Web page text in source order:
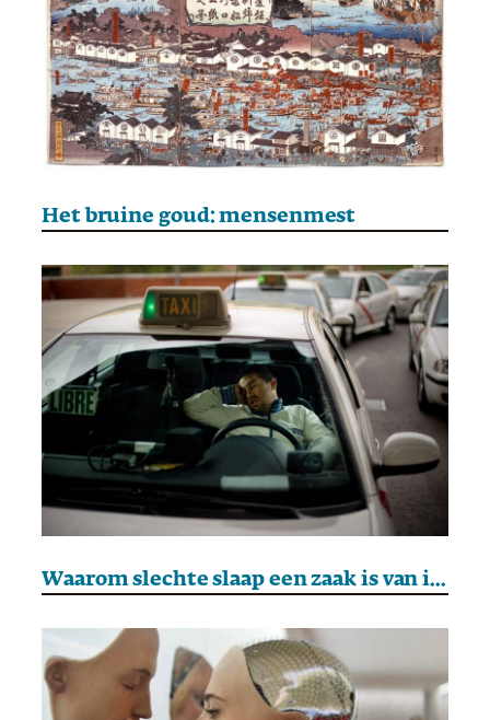
Het bruine goud: mensenmest
Waarom slechte slaap een zaak is van iedereen